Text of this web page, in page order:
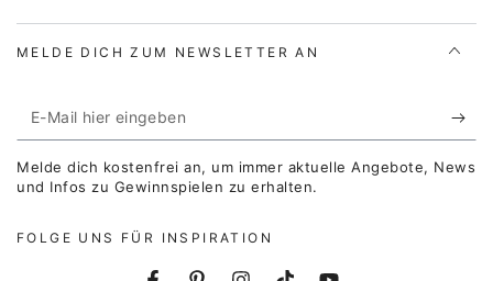
MELDE DICH ZUM NEWSLETTER AN
E-
Mail
hier
Melde dich kostenfrei an, um immer aktuelle Angebote, News
und Infos zu Gewinnspielen zu erhalten.
FOLGE UNS FÜR INSPIRATION